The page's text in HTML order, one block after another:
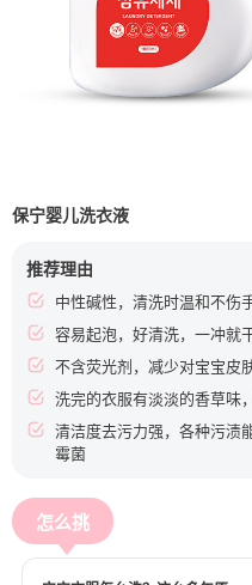
保宁婴儿洗衣液
推荐理由
中性碱性，清洗时温和不伤
容易起泡，好清洗，一冲就
不含荧光剂，减少对宝宝皮
洗完的衣服有淡淡的香草味
清洁度去污力强，各种污渍
霉菌
怎么挑